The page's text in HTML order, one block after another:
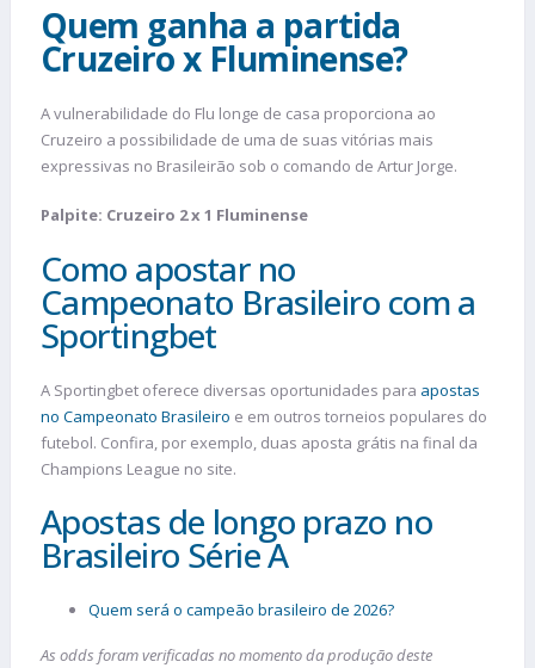
Quem ganha a partida
Cruzeiro x Fluminense?
A vulnerabilidade do Flu longe de casa proporciona ao
Cruzeiro a possibilidade de uma de suas vitórias mais
expressivas no Brasileirão sob o comando de Artur Jorge.
Palpite: Cruzeiro 2 x 1 Fluminense
Como apostar no
Campeonato Brasileiro com a
Sportingbet
A Sportingbet oferece diversas oportunidades para apostas
no Campeonato Brasileiro e em outros torneios populares do
futebol. Confira, por exemplo, duas aposta grátis na final da
Champions League no site.
Apostas de longo prazo no
Brasileiro Série A
Quem será o campeão brasileiro de 2026?
As odds foram verificadas no momento da produção deste